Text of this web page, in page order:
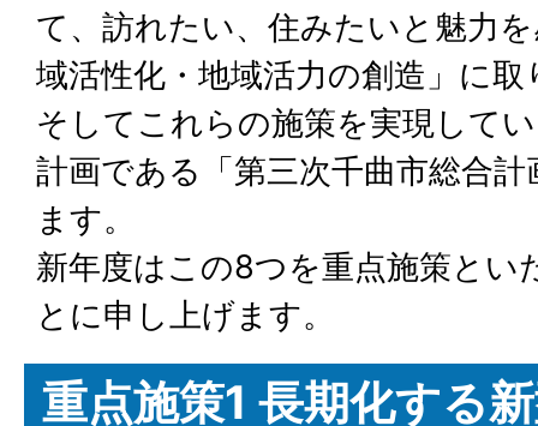
て、訪れたい、住みたいと魅力
域活性化・地域活力の創造」に
そしてこれらの施策を実現して
計画である「第三次千曲市総合
ます。
新年度はこの8つを重点施策とい
とに申し上げます。
重点施策1 長期化する